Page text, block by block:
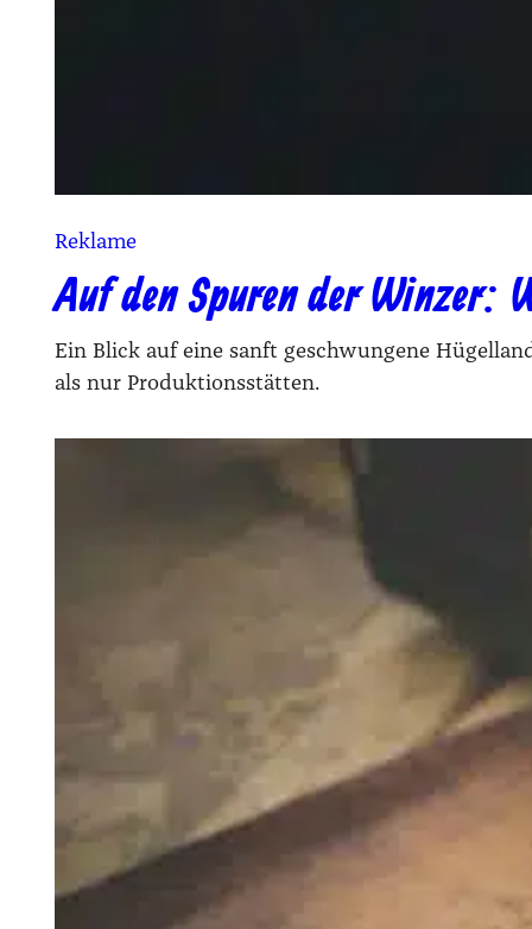
Reklame
Auf den Spuren der Winzer:
Ein Blick auf eine sanft geschwungene
als nur Produktionsstätten.